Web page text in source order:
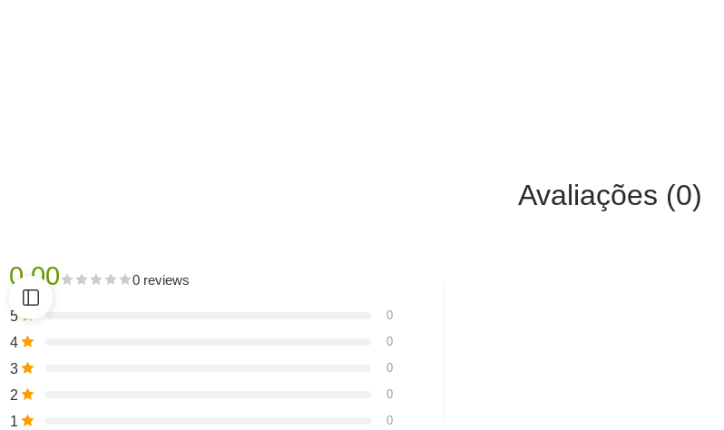
Avaliações (0)
0.00 0 reviews
5 0
4 0
3 0
2 0
1 0